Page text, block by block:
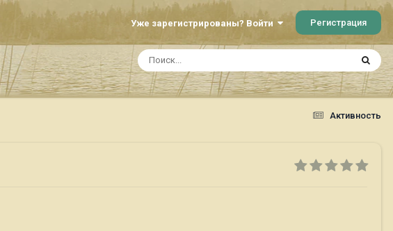
Уже зарегистрированы? Войти Регистрация
Активность